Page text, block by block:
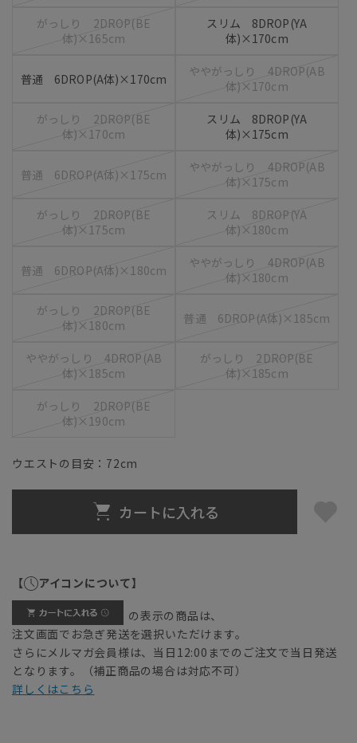
がっしり 2DROP(BE
体)×165cm
スリム 8DROP(YA
体)×170cm
普通 6DROP(A体)×170cm
ややがっしり 4DROP(AB
体)×170cm
がっしり 2DROP(BE
体)×170cm
スリム 8DROP(YA
体)×175cm
普通 6DROP(A体)×175cm
ややがっしり 4DROP(AB
体)×175cm
がっしり 2DROP(BE
体)×175cm
スリム 8DROP(YA
体)×180cm
普通 6DROP(A体)×180cm
ややがっしり 4DROP(AB
体)×180cm
がっしり 2DROP(BE
体)×180cm
普通 6DROP(A体)×185cm
ややがっしり 4DROP(AB
体)×185cm
がっしり 2DROP(BE
体)×185cm
がっしり 2DROP(BE
体)×190cm
ウエストの目安： 72cm
カートに入れる
【 アイコンについて】
の表示の商品は、
注文画面でお急ぎ発送を選択いただけます。
さらにメルマガ会員様は、当日12:00までのご注文で当日発送
となります。（補正商品の場合は対応不可）
詳しくはこちら